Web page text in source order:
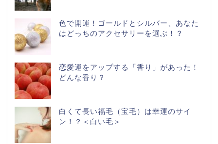
色で開運！ゴールドとシルバー、あなた
はどっちのアクセサリーを選ぶ！？
恋愛運をアップする「香り」があった！
どんな香り？
白くて長い福毛（宝毛）は幸運のサイ
ン！？＜白い毛＞